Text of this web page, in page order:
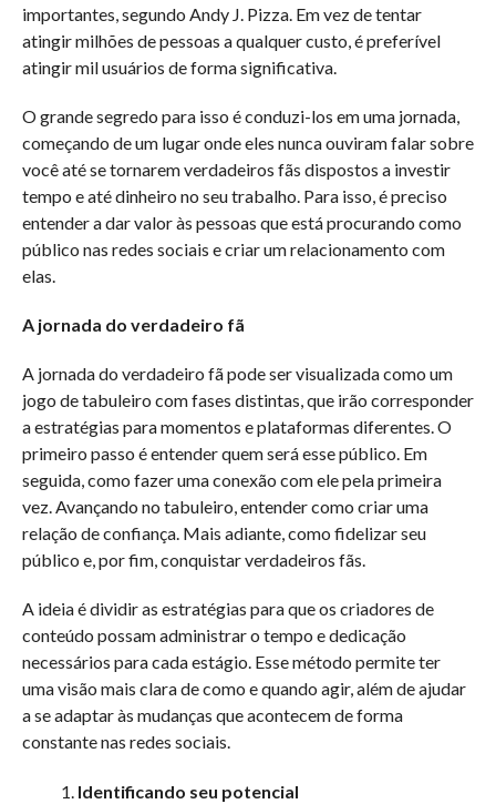
importantes, segundo Andy J. Pizza. Em vez de tentar
atingir milhões de pessoas a qualquer custo, é preferível
atingir mil usuários de forma significativa.
O grande segredo para isso é conduzi-los em uma jornada,
começando de um lugar onde eles nunca ouviram falar sobre
você até se tornarem verdadeiros fãs dispostos a investir
tempo e até dinheiro no seu trabalho. Para isso, é preciso
entender a dar valor às pessoas que está procurando como
público nas redes sociais e criar um relacionamento com
elas.
A jornada do verdadeiro fã
A jornada do verdadeiro fã pode ser visualizada como um
jogo de tabuleiro com fases distintas, que irão corresponder
a estratégias para momentos e plataformas diferentes. O
primeiro passo é entender quem será esse público. Em
seguida, como fazer uma conexão com ele pela primeira
vez. Avançando no tabuleiro, entender como criar uma
relação de confiança. Mais adiante, como fidelizar seu
público e, por fim, conquistar verdadeiros fãs.
A ideia é dividir as estratégias para que os criadores de
conteúdo possam administrar o tempo e dedicação
necessários para cada estágio. Esse método permite ter
uma visão mais clara de como e quando agir, além de ajudar
a se adaptar às mudanças que acontecem de forma
constante nas redes sociais.
Identificando seu potencial